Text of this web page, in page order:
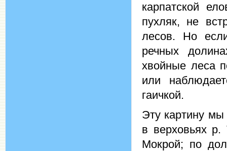
карпатской
пухляк, не
лесов. Но
речных
хвойные леса
или
гаичкой.
Эту картину
в верховьях
Мокрой; по